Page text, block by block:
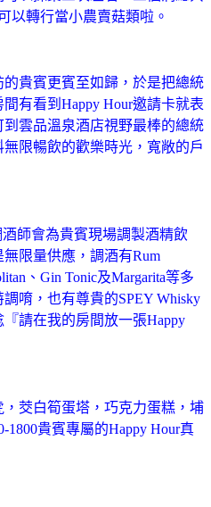
以轉行當小農賣菇類啦。
貴賓更賓至如歸，於是把總統
有看到Happy Hour邀請卡就表
雲品溫泉酒店視野最棒的總統
限暢飲的歡樂時光，寬敞的戶
師會為貴賓現場調製酒精飲
限量供應，調酒有Rum
、Gin Tonic及Margarita等多
唷，也有尊貴的SPEY Whisky
請在我的房間放一張Happy
茭白筍蛋塔，巧克力蛋糕，埔
1800貴賓專屬的Happy Hour真